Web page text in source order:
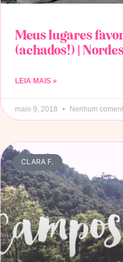
Meus lugares
(achados!) |
LEIA MAIS »
maio 9, 2018 Nenhum
CLARA F.